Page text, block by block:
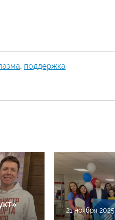
, поддержка
21 ноября 2025